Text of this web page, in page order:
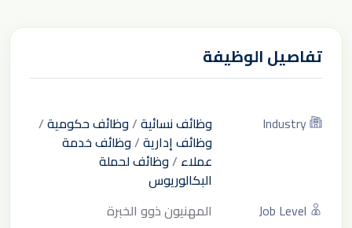
تفاصيل الوظيفة
Industry وظائف نسائية/وظائف حكومية/
وظائف إدارية/وظائف خدمة
عملاء /وظائف لحملة
البكالوريوس
Job Level
المهنيون ذوو الخبرة